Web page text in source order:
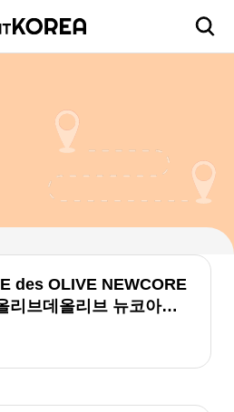
des OLIVE NEWCORE
리브데올리브 뉴코아아